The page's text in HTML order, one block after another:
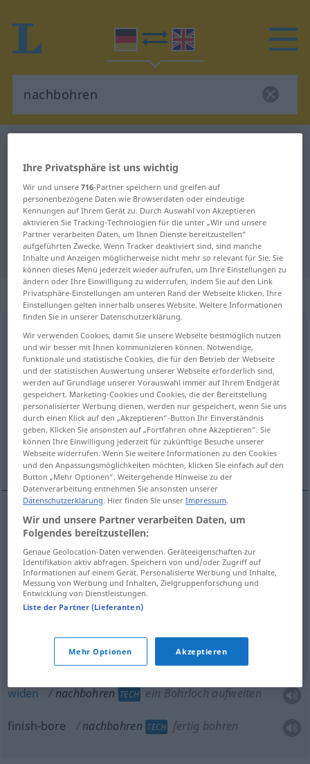
Deutsch-Englisch Übersetzung für
"nachbohren"
"nachbohren" Englisch
Übersetzung
„nachbohren“: transitives Verb
nachbohrenv/t <trennb;-ge-;h>
Übersicht aller Übersetzungen
(Für mehr Details die Übersetzung anklicken/antippen)
drill deeper, re-drill, re-bore, re-tap, enlarge,
widen
finish-bore
drill(sth)deeper nachbohren tiefer bohren
re-drill nachbohren TECH mit Spiralbohrer
re-bore nachbohren TECH
nachbohren ein Bohrloch aufweiten
widen nachbohren TECH ein Bohrloch aufweiten
finish-bore nachbohren TECH fertig bohren
Ihre Privatsphäre ist uns wichtig
Wir und unsere716-Partner speichern und greifen auf
personenbezogene Daten wie Browserdaten oder eindeutige
Kennungen auf Ihrem Gerät zu. Durch Auswahl von Akzeptieren
aktivieren Sie Tracking-Technologien für die unter „Wir und unsere
Partner verarbeiten Daten, um Ihnen Dienste bereitzustellen“
aufgeführten Zwecke. Wenn Tracker deaktiviert sind, sind manche
Inhalte und Anzeigen möglicherweise nicht mehr so relevant für Sie. Sie
können dieses Menü jederzeit wieder aufrufen, um Ihre Einstellungen zu
ändern oder Ihre Einwilligung zu widerrufen, indem Sie auf den Link
Privatsphäre-Einstellungen am unteren Rand der Webseite klicken. Ihre
Einstellungen gelten innerhalb unseres Website. Weitere Informationen
finden Sie in unserer Datenschutzerklärung.
Wir verwenden Cookies, damit Sie unsere Webseite bestmöglich nutzen
und wir besser mit Ihnen kommunizieren können. Notwendige,
funktionale und statistische Cookies, die für den Betrieb der Webseite
und der statistischen Auswertung unserer Webseite erforderlich sind,
werden auf Grundlage unserer Vorauswahl immer auf Ihrem Endgerät
gespeichert. Marketing-Cookies und Cookies, die der Bereitstellung
personalisierter Werbung dienen, werden nur gespeichert, wenn Sie uns
durch einen Klick auf den „Akzeptieren“-Button Ihr Einverständnis
geben. Klicken Sie ansonsten auf „Fortfahren ohne Akzeptieren“. Sie
können Ihre Einwilligung jederzeit für zukünftige Besuche unserer
Webseite widerrufen. Wenn Sie weitere Informationen zu den Cookies
und den Anpassungsmöglichkeiten möchten, klicken Sie einfach auf den
Button „Mehr Optionen“. Weitergehende Hinweise zu der
Datenverarbeitung entnehmen Sie ansonsten unserer
Datenschutzerklärung. Hier finden Sie unserImpressum.
Wir und unsere Partner verarbeiten Daten, um
Folgendes bereitzustellen:
Genaue Geolocation-Daten verwenden. Geräteeigenschaften zur
Identifikation aktiv abfragen. Speichern von und/oder Zugriff auf
Informationen auf einem Gerät. Personalisierte Werbung und Inhalte,
Messung von Werbung und Inhalten, Zielgruppenforschung und
Entwicklung von Dienstleistungen.
Liste der Partner (Lieferanten)
Mehr Optionen Akzeptieren